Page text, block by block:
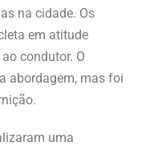
na cidade. Os
em atitude
condutor. O
abordagem, mas foi
uma